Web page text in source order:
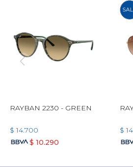
RAYBAN 2230 - GREEN
$ 14.700
$ 10.290
$